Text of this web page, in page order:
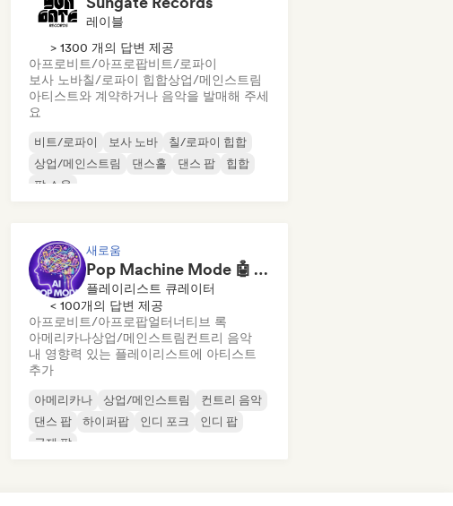
레이블
> 1300 개의 답변 제공
아프로비트/아프로팝비트/로파이
보사 노바칠/로파이 힙합상업/메인스트림
아티스트와 계약하거나 음악을 발매해 주세
요
비트/로파이 보사 노바
칠/로파이 힙합
상업/메인스트림
댄스홀 댄스 팝
힙합
팝 소울
새로움
Pop Machine Mode 🤖 AI Music, Indie Pop & Dream Pop
플레이리스트 큐레이터
< 100개의 답변 제공
아프로비트/아프로팝얼터너티브 록
아메리카나상업/메인스트림컨트리 음악
내 영향력 있는 플레이리스트에 아티스트
추가
아메리카나 상업/메인스트림
컨트리 음악
댄스 팝
하이퍼팝 인디 포크
인디 팝
국제 팝